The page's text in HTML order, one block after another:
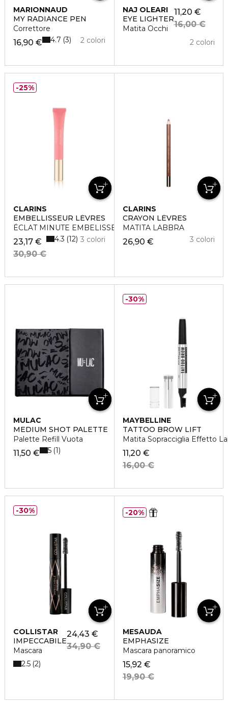
MARIONNAUD
MY RADIANCE PEN
Correttore
16,90 € 2 colori
4.7 3
NAJ OLEARI
EYE LIGHTER
Matita Occhi
11,20 €
16,00 €
2 colori
CLARINS
EMBELLISSEUR LÉVRES
ÉCLAT MINUTE EMBELISSEUR LÈVRES
23,17 €
30,90 €
3 colori
4.3 12
25%
CLARINS
CRAYON LÈVRES
MATITA LABBRA
26,90 € 3 colori
MULAC
MEDIUM SHOT PALETTE
Palette Refill Vuota
11,50 € 5 1
MAYBELLINE
TATTOO BROW LIFT
Matita Sopracciglia Effetto
11,20 €
16,00 €
30%
COLLISTAR
IMPECCABILE
Mascara
24,43 €
34,90 €
2.5 2
30%
MESAUDA
EMPHASIZE
Mascara panoramico
15,92 €
19,90 €
20%